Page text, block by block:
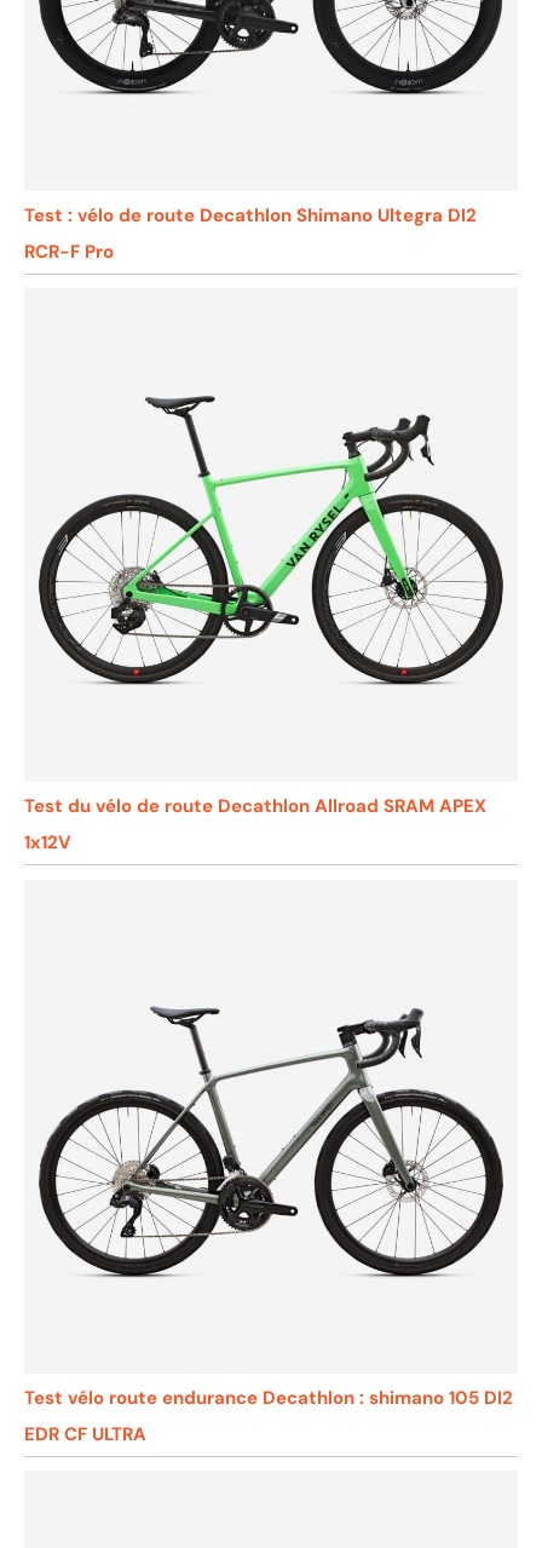
Test : vélo de route Decathlon Shimano Ultegra DI2
RCR-F Pro
Test du vélo de route Decathlon Allroad SRAM APEX
1x12V
Test vélo route endurance Decathlon : shimano 105 DI2
EDR CF ULTRA